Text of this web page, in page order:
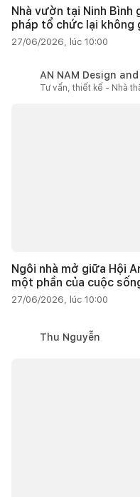
Nhà vườn tại Ninh
pháp tổ chức lại không
27/06/2026, lúc 10:00
AN NAM Design
Tư vấn, thiết kế - Nhà
Ngôi nhà mở giữa Hội
một phần của cuộc
27/06/2026, lúc 10:00
Thu Nguyễn